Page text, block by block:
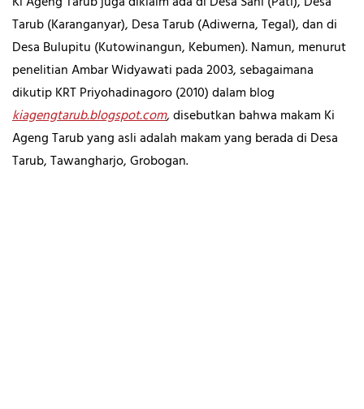
Tarub (Karanganyar), Desa Tarub (Adiwerna, Tegal), dan di
Desa Bulupitu (Kutowinangun, Kebumen). Namun, menurut
penelitian Ambar Widyawati pada 2003, sebagaimana
dikutip KRT Priyohadinagoro (2010) dalam blog
kiagengtarub.blogspot.com,disebutkan bahwa makam Ki
Ageng Tarub yang asli adalah makam yang berada di Desa
Tarub, Tawangharjo, Grobogan.